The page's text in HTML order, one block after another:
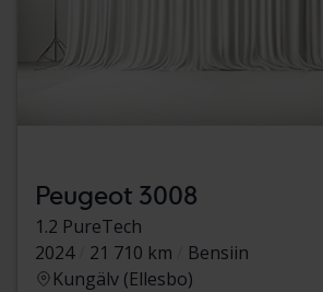
Peugeot 3008
1.2 PureTech
2024
21 710 km
Bensiin
Kungälv (Ellesbo)